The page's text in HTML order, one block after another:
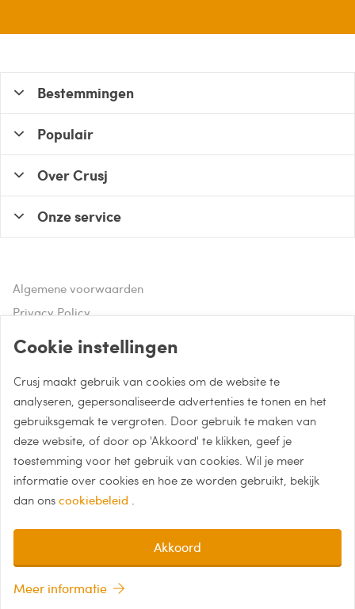
Hulp of advies nodig?
Bel naar 085 - 0043 015
Whatsapp met Crusj
info@crusj.com
Bestemmingen
Populair
Over Crusj
Onze service
Algemene voorwaarden
Privacy Policy
Cookie instellingen
Crusj maakt gebruik van cookies om de website te
analyseren, gepersonaliseerde advertenties te tonen en het
gebruiksgemak te vergroten. Door gebruik te maken van
deze website, of door op 'Akkoord' te klikken, geef je
toestemming voor het gebruik van cookies. Wil je meer
informatie over cookies en hoe ze worden gebruikt, bekijk
dan ons cookiebeleid .
Akkoord
Meer informatie